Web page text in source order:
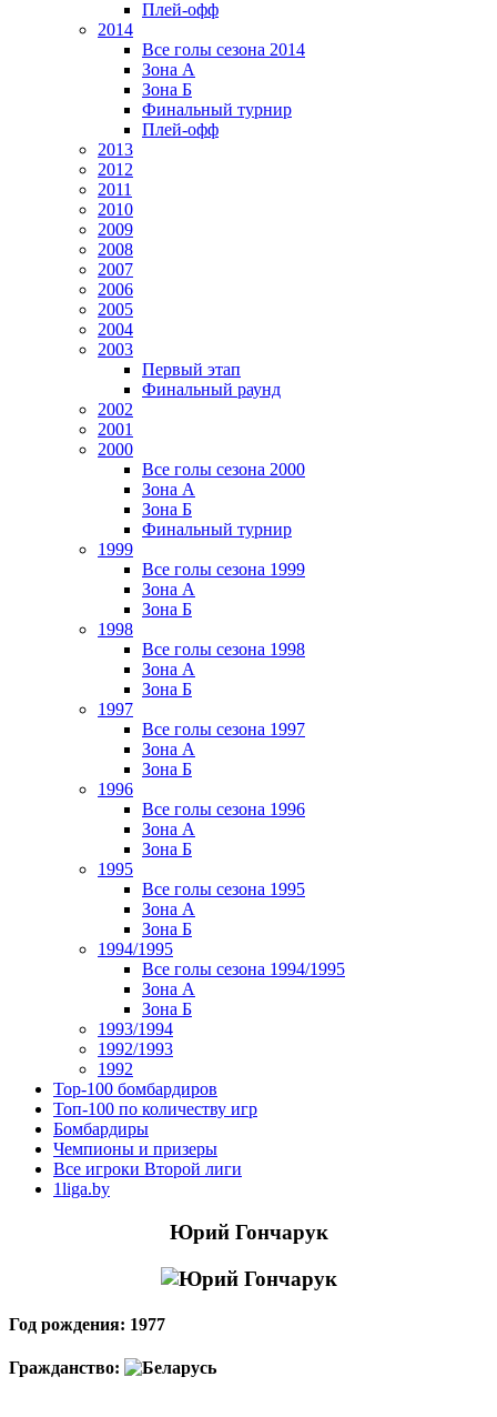
Плей-офф
2014
Все голы сезона 2014
Зона А
Зона Б
Финальный турнир
Плей-офф
2013
2012
2011
2010
2009
2008
2007
2006
2005
2004
2003
Первый этап
Финальный раунд
2002
2001
2000
Все голы сезона 2000
Зона А
Зона Б
Финальный турнир
1999
Все голы сезона 1999
Зона А
Зона Б
1998
Все голы сезона 1998
Зона А
Зона Б
1997
Все голы сезона 1997
Зона А
Зона Б
1996
Все голы сезона 1996
Зона А
Зона Б
1995
Все голы сезона 1995
Зона А
Зона Б
1994/1995
Все голы сезона 1994/1995
Зона А
Зона Б
1993/1994
1992/1993
1992
Top-100 бомбардиров
Топ-100 по количеству игр
Бомбардиры
Чемпионы и призеры
Все игроки Второй лиги
1liga.by
Юрий Гончарук
Год рождения: 1977
Гражданство: